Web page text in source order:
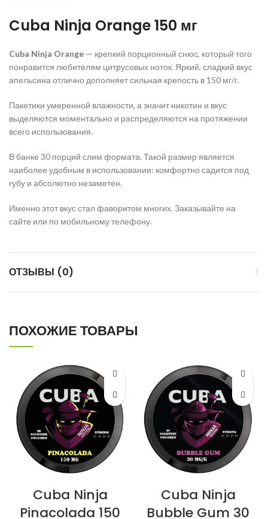
Cuba Ninja Orange 150 мг
Cuba Ninja Orange — крепкий порционный снюс, который того
понравится любителям цитрусовых ноток. Яркий, сладкий вкус
апельсина отлично дополняет сильная крепость в 150 мг/г.
Пакетики умеренной влажности, а значит никотин и вкус
выделяются моментально и распределяются на протяжении
всего использования.
В банке 30 порций слим формата. Такой размер является
наиболее удобным в использовании: комфортно садится под
губу и абсолютно незаметен.
Именно этот вкус стал фаворитом многих. Заказывайте на
сайте или по мобильному телефону.
ОТЗЫВЫ (0)
ПОХОЖИЕ ТОВАРЫ
Cuba Ninja
Pinacolada 150
Cuba Ninja
Bubble Gum 30